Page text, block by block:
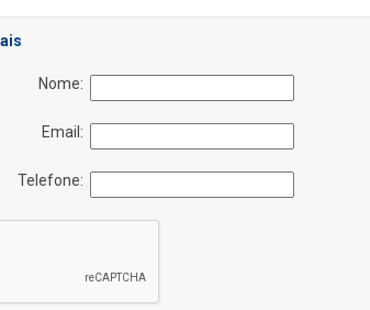
Nome:
Email:
Telefone: